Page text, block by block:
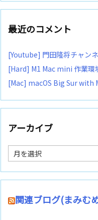
最近のコメント
[Youtube] 門田隆将チャン
[Hard] M1 Mac mini 作業環
[Mac] macOS Big Sur with
アーカイブ
ア
ー
カ
イ
関連ブログ(まみむ